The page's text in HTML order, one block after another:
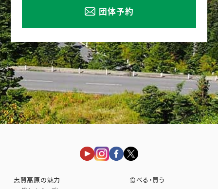
団体予約
志賀高原の魅力
食べる・買う